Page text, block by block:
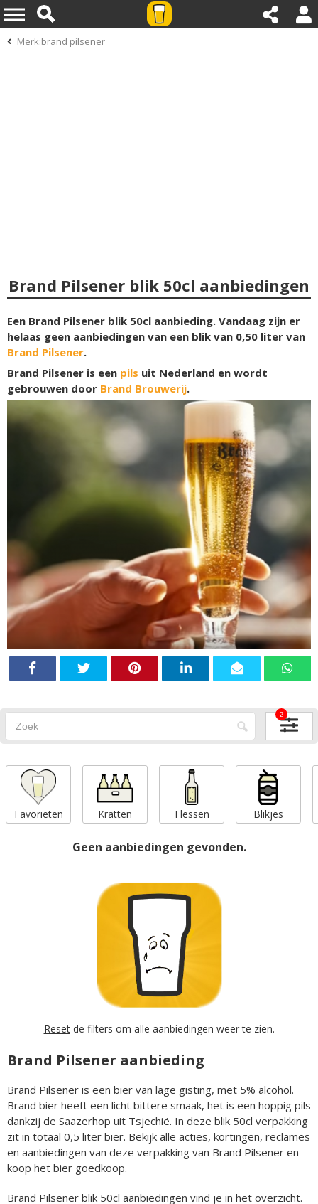
Merk:brand pilsener
Brand Pilsener blik 50cl aanbiedingen
Een Brand Pilsener blik 50cl aanbieding. Vandaag zijn er
helaas geen aanbiedingen van een blik van 0,50 liter van
Brand Pilsener.
Brand Pilsener is een pils uit Nederland en wordt
gebrouwen door Brand Brouwerij.
2
Favorieten Kratten Flessen Blikjes
Geen aanbiedingen gevonden.
Resetde filters om alle aanbiedingen weer te zien.
Brand Pilsener aanbieding
Brand Pilsener is een bier van lage gisting, met 5% alcohol.
Brand bier heeft een licht bittere smaak, het is een hoppig pils
dankzij de Saazerhop uit Tsjechië. In deze blik 50cl verpakking
zit in totaal 0,5 liter bier. Bekijk alle acties, kortingen, reclames
en aanbiedingen van deze verpakking van Brand Pilsener en
koop het bier goedkoop.
Brand Pilsener blik 50cl aanbiedingen vind je in het overzicht.